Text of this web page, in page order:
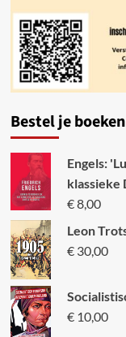
Bestel je boeken
Engels:
klassieke
€8,00
Leon
€30,00
€10,00